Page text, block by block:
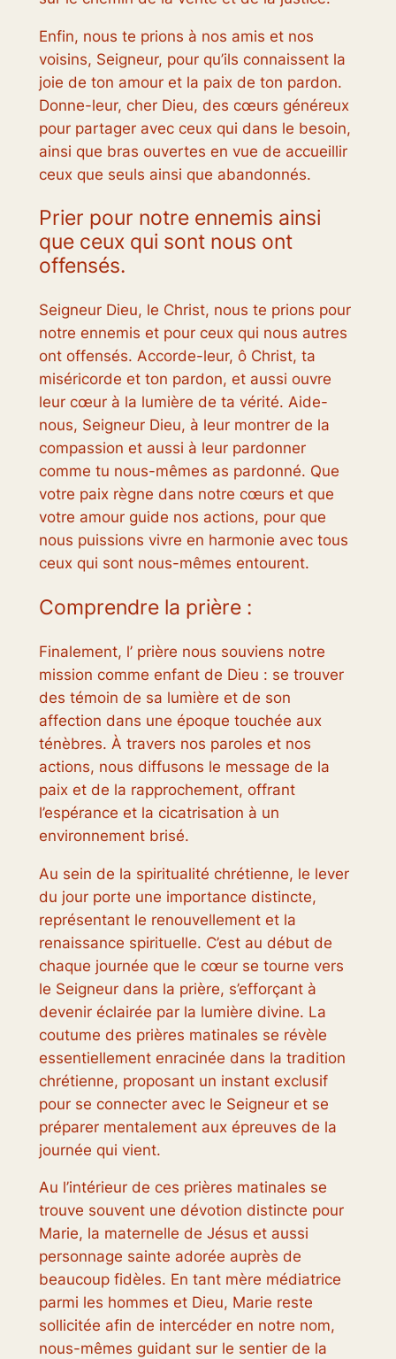
Enfin, nous te prions à nos amis et nos
voisins, Seigneur, pour qu’ils connaissent la
joie de ton amour et la paix de ton pardon.
Donne-leur, cher Dieu, des cœurs généreux
pour partager avec ceux qui dans le besoin,
ainsi que bras ouvertes en vue de accueillir
ceux que seuls ainsi que abandonnés.
Prier pour notre ennemis ainsi
que ceux qui sont nous ont
offensés.
Seigneur Dieu, le Christ, nous te prions pour
notre ennemis et pour ceux qui nous autres
ont offensés. Accorde-leur, ô Christ, ta
miséricorde et ton pardon, et aussi ouvre
leur cœur à la lumière de ta vérité. Aide-
nous, Seigneur Dieu, à leur montrer de la
compassion et aussi à leur pardonner
comme tu nous-mêmes as pardonné. Que
votre paix règne dans notre cœurs et que
votre amour guide nos actions, pour que
nous puissions vivre en harmonie avec tous
ceux qui sont nous-mêmes entourent.
Comprendre la prière :
Finalement, l’ prière nous souviens notre
mission comme enfant de Dieu : se trouver
des témoin de sa lumière et de son
affection dans une époque touchée aux
ténèbres. À travers nos paroles et nos
actions, nous diffusons le message de la
paix et de la rapprochement, offrant
l’espérance et la cicatrisation à un
environnement brisé.
Au sein de la spiritualité chrétienne, le lever
du jour porte une importance distincte,
représentant le renouvellement et la
renaissance spirituelle. C’est au début de
chaque journée que le cœur se tourne vers
le Seigneur dans la prière, s’efforçant à
devenir éclairée par la lumière divine. La
coutume des prières matinales se révèle
essentiellement enracinée dans la tradition
chrétienne, proposant un instant exclusif
pour se connecter avec le Seigneur et se
préparer mentalement aux épreuves de la
journée qui vient.
Au l’intérieur de ces prières matinales se
trouve souvent une dévotion distincte pour
Marie, la maternelle de Jésus et aussi
personnage sainte adorée auprès de
beaucoup fidèles. En tant mère médiatrice
parmi les hommes et Dieu, Marie reste
sollicitée afin de intercéder en notre nom,
nous-mêmes guidant sur le sentier de la